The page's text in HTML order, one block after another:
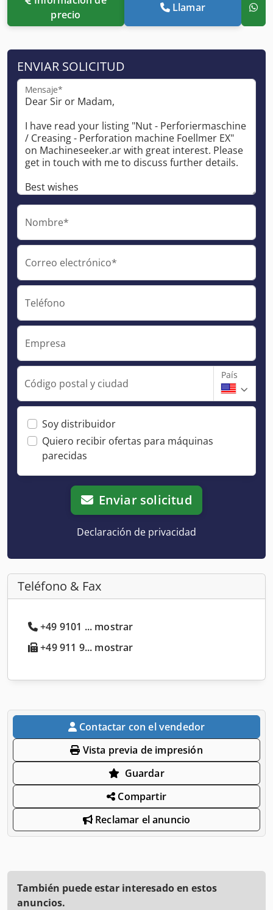
precio
Llamar
ENVIAR SOLICITUD
Mensaje*
Nombre*
Correo electrónico*
Teléfono
Empresa
Código postal y ciudad
País
Soy distribuidor
Quiero recibir ofertas para máquinas
parecidas
Enviar solicitud
Declaración de privacidad
Teléfono & Fax
+49 9101 ... mostrar
+49 911 9... mostrar
Contactar con el vendedor
Vista previa de impresión
Guardar
Compartir
Reclamar el anuncio
También puede estar interesado en estos
anuncios.